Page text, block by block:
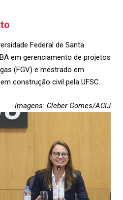
Federal de Santa
em gerenciamento de projetos
(FGV) e mestrado em
construção civil pela UFSC.
Imagens: Cleber Gomes/ACIJ